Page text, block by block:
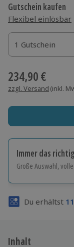
Gutschein kaufen
Flexibel einlösbar
1 Gutschein
1 Gutschein
1 Gutschein
234,90 €
zzgl. Versand (inkl.
Immer das
Große Auswahl,
Volle
3 Jahre gültig &
Du erhältst
Inhalt